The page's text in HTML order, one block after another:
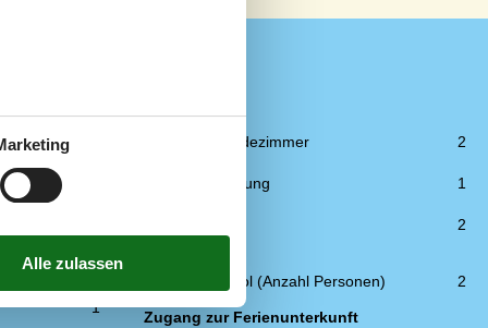
1
WC und Bad
Anzahl der Badezimmer
2
Fußbodenheizung
1
2
Innen-Whirlpool (Anzahl Personen)
2
Zugang zur Ferienunterkunft